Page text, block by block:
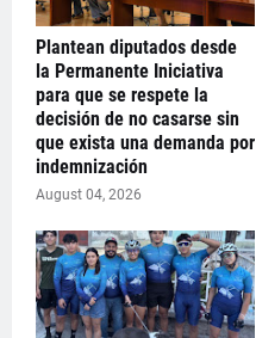
Plantean diputados desde
la Permanente Iniciativa
para que se respete la
decisión de no casarse sin
que exista una demanda por
indemnización
August 04, 2026